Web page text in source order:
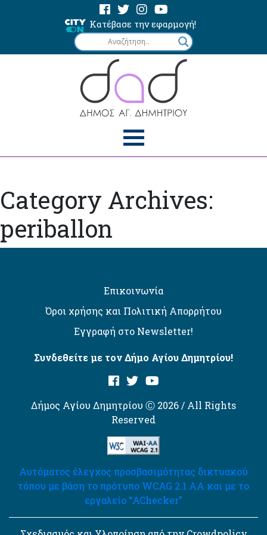
Κατέβασε την εφαρμογή!
Category Archives:
periballon
Επικοινωνία
Όροι χρήσης και Πολιτική Απορρήτου
Εγγραφή στο Newsletter!
Συνδεθείτε με τον Δήμο Αγίου Δημητρίου!
Δήμος Αγίου Δημητρίου Ⓒ 2026 / All Rights
Reserved
Αυτόματος έλεγχος προσβασιμότητας δικτυακού
τόπου με βάση το πρότυπο WCAG 2.1 AA και με το
εργαλείο “AChecker”